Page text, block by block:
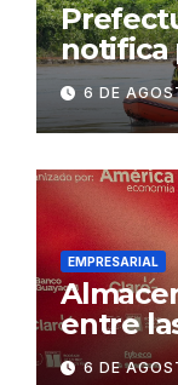
notifica
exige
Daule
6 DE
EMPRESARIAL
entre
6 DE